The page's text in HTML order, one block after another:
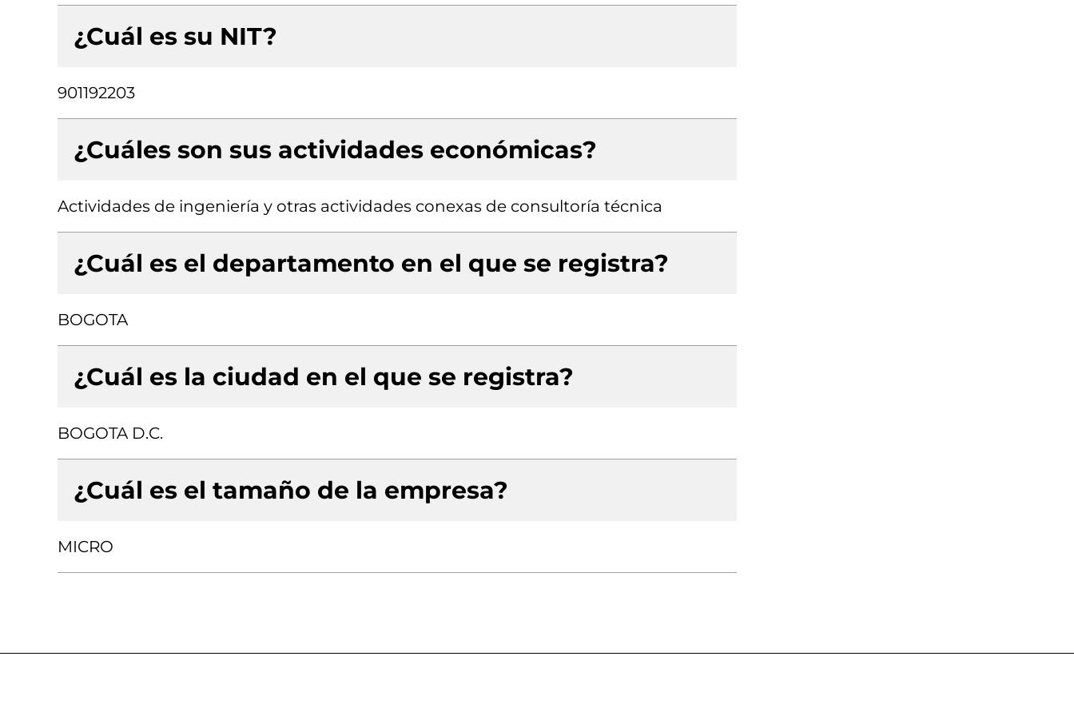
¿Cuál es su NIT?
901192203
¿Cuáles son sus actividades económicas?
Actividades de ingeniería y otras actividades conexas de consultoría técnica
¿Cuál es el departamento en el que se registra?
BOGOTA
¿Cuál es la ciudad en el que se registra?
BOGOTA D.C.
¿Cuál es el tamaño de la empresa?
MICRO